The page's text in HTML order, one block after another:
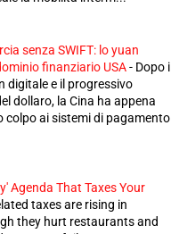
senza SWIFT: lo yuan
finanziario USA- Dopo il
digitale e il progressivo
dollaro, la Cina ha appena
colpo ai sistemi di pagamento
Agenda That Taxes Your
taxes are rising in
they hurt restaurants and